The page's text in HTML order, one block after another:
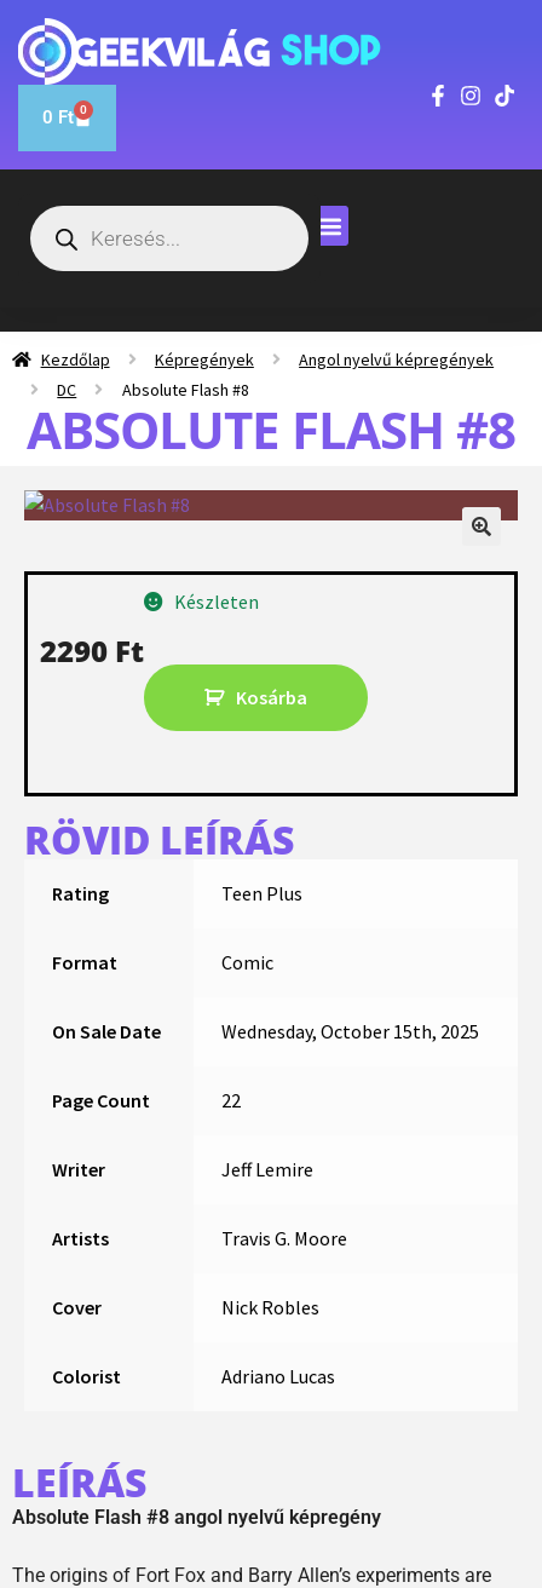
0 Ft 0
Kezdőlap Képregények
Angol nyelvű képregények
DC
Absolute Flash #8
ABSOLUTE FLASH #8
2290 Ft
Készleten
Kosárba
RÖVID LEÍRÁS
Rating Teen Plus
Format Comic
On Sale Date Wednesday, October 15th, 2025
Page Count 22
Writer Jeff Lemire
Artists Travis G. Moore
Cover Nick Robles
Colorist Adriano Lucas
LEÍRÁS
Absolute Flash #8 angol nyelvű képregény
The origins of Fort Fox and Barry Allen’s experiments are